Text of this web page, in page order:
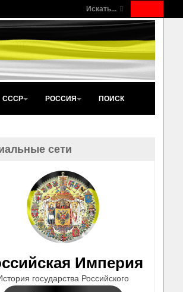
Искать...
СССР РОССИЯ ПОИСК
сети
Империя
государства Российского